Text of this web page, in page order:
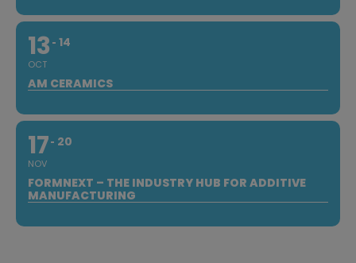
13
OCT
14
AM CERAMICS
17
NOV
20
FORMNEXT – THE INDUSTRY HUB FOR ADDITIVE
MANUFACTURING